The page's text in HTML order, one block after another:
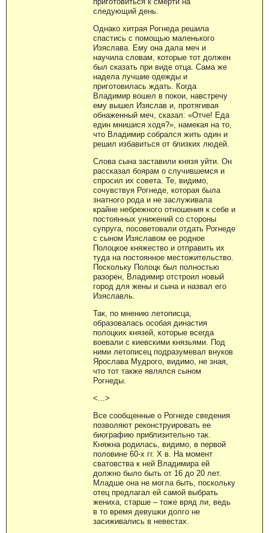
следующий день.
Однако хитрая Рогнеда решила
спастись с помощью маленького
Изяслава. Ему она дала меч и
научила словам, которые тот должен
был сказать при виде отца. Сама же
надела лучшие одежды и
приготовилась ждать. Когда
Владимир вошел в покои, навстречу
ему вышел Изяслав и, протягивая
обнаженный меч, сказал: «Отче! Еда
един мнишися ходя?», намекая на то,
что Владимир собрался жить один и
решил избавиться от близких людей.
Слова сына заставили князя уйти. Он
рассказал боярам о случившемся и
спросил их совета. Те, видимо,
сочувствуя Рогнеде, которая была
знатного рода и не заслуживала
крайне небрежного отношения к себе и
постоянных унижений со стороны
супруга, посоветовали отдать Рогнеде
с сыном Изяславом ее родное
Полоцкое княжество и отправить их
туда на постоянное местожительство.
Поскольку Полоцк был полностью
разорен, Владимир отстроил новый
город для жены и сына и назвал его
Изяславль.
Так, по мнению летописца,
образовалась особая династия
полоцких князей, которые всегда
воевали с киевскими князьями. Под
ними летописец подразумевал внуков
Ярослава Мудрого, видимо, не зная,
что тот также являлся сыном
Рогнеды.
<...>
Все сообщенные о Рогнеде сведения
позволяют реконструировать ее
биографию приблизительно так.
Княжна родилась, видимо, в первой
половине 60-х гг. X в. На момент
сватовства к ней Владимира ей
должно было быть от 16 до 20 лет.
Младше она не могла быть, поскольку
отец предлагал ей самой выбрать
жениха, старше – тоже вряд ли, ведь
в то время девушки долго не
засиживались в невестах.